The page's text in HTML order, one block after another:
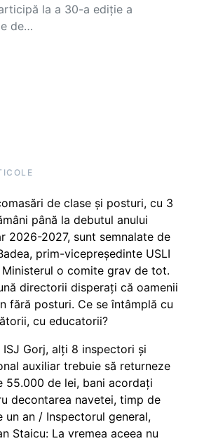
la a 30-a ediție a
de…
de clase și posturi, cu 3
până la debutul anului
2026-2027, sunt semnalate de
prim-vicepreședinte USLI
Ministerul o comite grav de tot.
directorii disperați că oamenii
fără posturi. Ce se întâmplă cu
cu educatorii?
ISJ Gorj, alți 8 inspectori și
auxiliar trebuie să returneze
55.000 de lei, bani acordați
decontarea navetei, timp de
un an / Inspectorul general,
Staicu: La vremea aceea nu